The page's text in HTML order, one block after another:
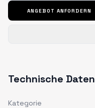
ANGEBOT ANFORDERN
Technische Daten
Kategorie